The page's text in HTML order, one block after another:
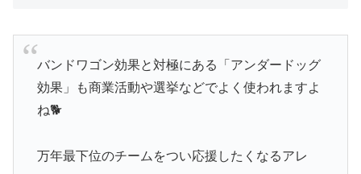
バンドワゴン効果と対極にある「アンダードッグ
効果」も商業活動や選挙などでよく使われますよ
ね🐕
万年最下位のチームをつい応援したくなるアレ